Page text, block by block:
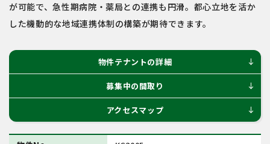
が可能で、急性期病院・薬局との連携も円滑。都心立地を活か
した機動的な地域連携体制の構築が期待できます。
物件テナントの詳細 south
募集中の間取り south
アクセスマップ south